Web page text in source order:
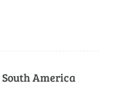
America